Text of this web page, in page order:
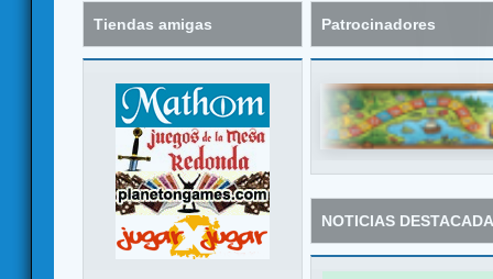
Tiendas amigas Patrocinadores
NOTICIAS